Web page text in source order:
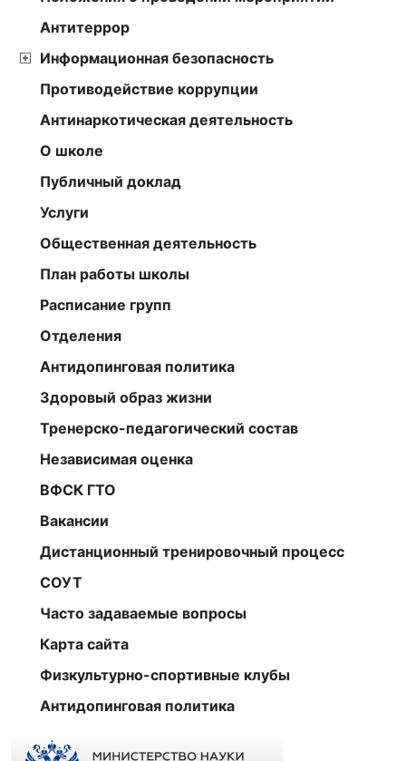
Антитеррор
Информационная безопасность
Противодействие коррупции
Антинаркотическая деятельность
О школе
Публичный доклад
Услуги
Общественная деятельность
План работы школы
Расписание групп
Отделения
Антидопинговая политика
Здоровый образ жизни
Тренерско-педагогический состав
Независимая оценка
ВФСК ГТО
Вакансии
Дистанционный тренировочный процесс
СОУТ
Часто задаваемые вопросы
Карта сайта
Физкультурно-спортивные клубы
Антидопинговая политика